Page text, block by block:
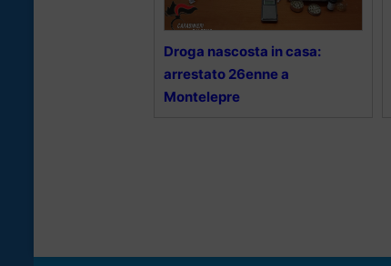
Droga nascosta in casa:
arrestato 26enne a
Montelepre